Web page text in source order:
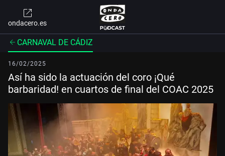
ondacero.es
CARNAVAL DE CÁDIZ
16/02/2025
Así ha sido la actuación del coro ¡Qué
barbaridad! en cuartos de final del COAC 2025